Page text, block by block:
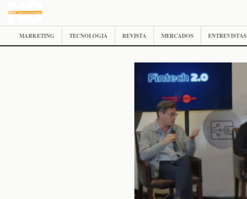
MARKETING TECNOLOGIA REVISTA MERCADOS ENTREVISTAS